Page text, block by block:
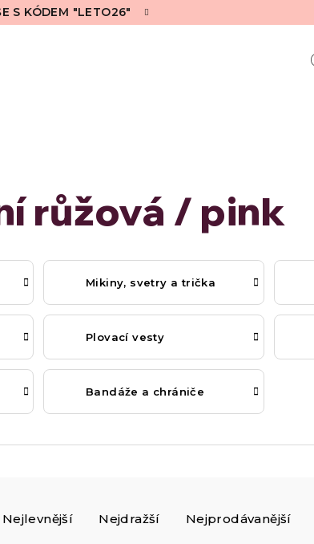
S KÓDEM "LETO26"
růžová / pink
Mikiny, svetry a trička
Plovací vesty
Bandáže a chrániče
Nejlevnější Nejdražší Nejprodávanější